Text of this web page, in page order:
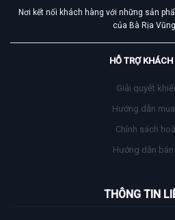
Nơi kết nối khách hàng với những sản
của Bà Rịa
HỖ TRỢ
Giải quyết
Hướng dẫn
Chính sách
Hướng dẫn bán
THÔNG TIN